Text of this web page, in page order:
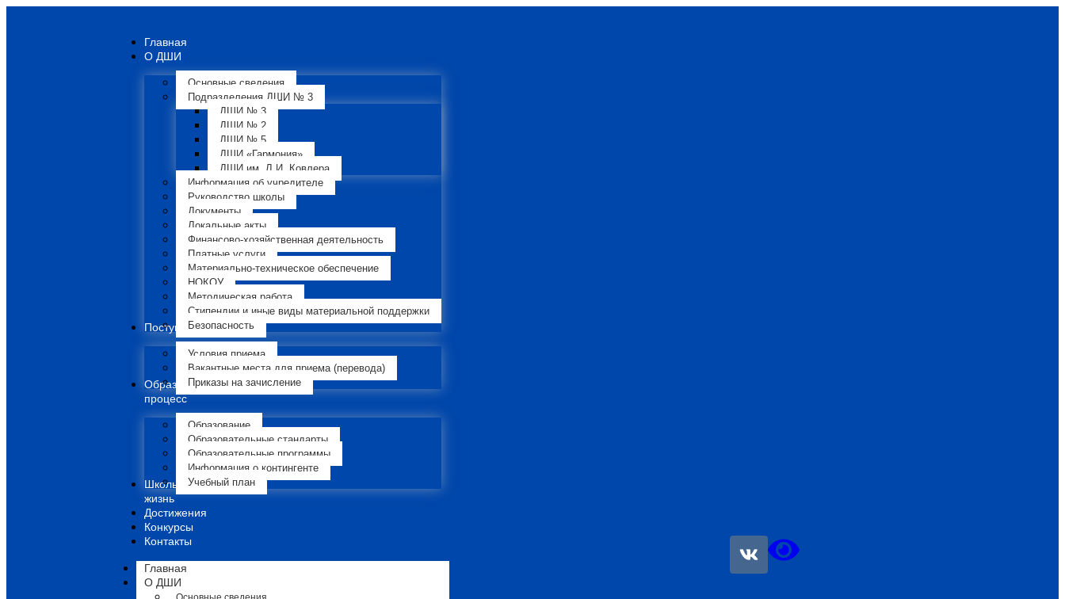
Главная
О ДШИ
Основные сведения
Подразделения ДШИ № 3
ДШИ № 3
ДШИ № 2
ДШИ № 5
ДШИ «Гармония»
ДШИ им. Л.И. Ковлера
Информация об учредителе
Руководство школы
Документы
Локальные акты
Финансово-хозяйственная деятельность
Платные услуги
Материально-техническое обеспечение
НОКОУ
Методическая работа
Стипендии и иные виды материальной поддержки
Безопасность
Поступающим
Условия приема
Вакантные места для приема (перевода)
Приказы на зачисление
Образовательный
процесс
Образование
Образовательные стандарты
Образовательные программы
Информация о контингенте
Учебный план
Школьная
жизнь
Достижения
Конкурсы
Контакты
Главная
О ДШИ